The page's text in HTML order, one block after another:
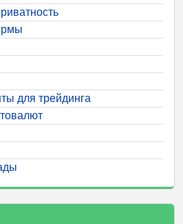
для трейдинга